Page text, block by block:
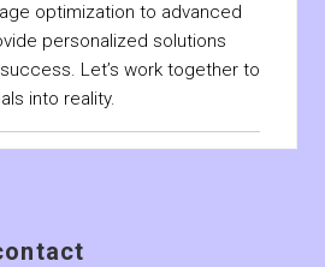
optimization to advanced
personalized solutions
Let’s work together to
into reality.